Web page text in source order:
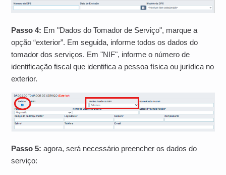
Passo 4: Em "Dados do Tomador de Serviço", marque a
opção “exterior”. Em seguida, informe todos os dados do
tomador dos serviços. Em "NIF", informe o número de
identificação fiscal que identifica a pessoa física ou jurídica no
exterior.
Passo 5: agora, será necessário preencher os dados do
serviço: